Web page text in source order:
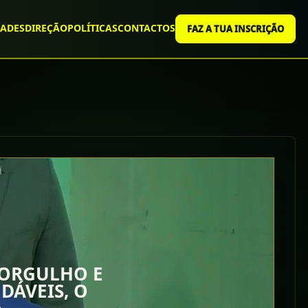
DIREÇÃOPOLÍTICASCONTACTOS FAZ A TUA INSCRIÇÃO
E
O